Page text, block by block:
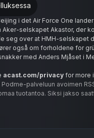
i det Air Force One
Aker-selskapet Akastor, der
seg over at HMH-selskapet
også om forholdene for
med Anders Mjåset i
acast.com/privacy for more
palveluun avoimen
tuotantoa. Siksi jakso